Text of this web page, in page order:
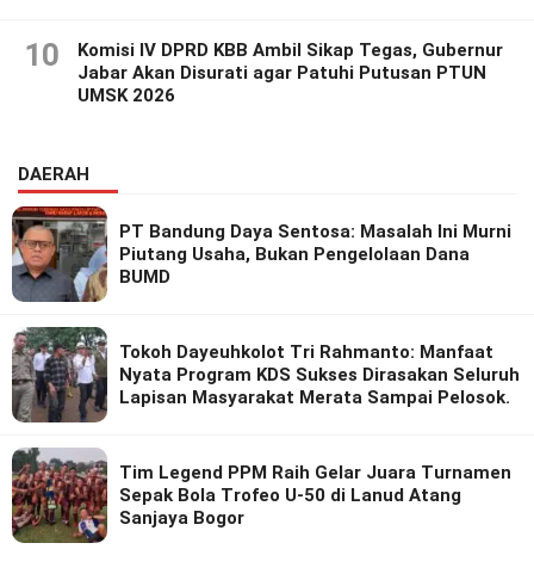
10
Komisi IV DPRD KBB Ambil Sikap Tegas, Gubernur
Jabar Akan Disurati agar Patuhi Putusan PTUN
UMSK 2026
DAERAH
PT Bandung Daya Sentosa: Masalah Ini Murni
Piutang Usaha, Bukan Pengelolaan Dana
BUMD
Tokoh Dayeuhkolot Tri Rahmanto: Manfaat
Nyata Program KDS Sukses Dirasakan Seluruh
Lapisan Masyarakat Merata Sampai Pelosok.
Tim Legend PPM Raih Gelar Juara Turnamen
Sepak Bola Trofeo U-50 di Lanud Atang
Sanjaya Bogor